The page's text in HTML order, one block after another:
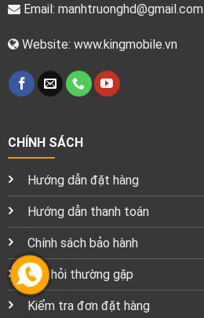
Email: manhtruonghd@gmail.com
Website: www.kingmobile.vn
CHÍNH SÁCH
Hướng dẫn đặt hàng
Hướng dẫn thanh toán
Chính sách bảo hành
Câu hỏi thường gặp
Kiểm tra đơn đặt hàng